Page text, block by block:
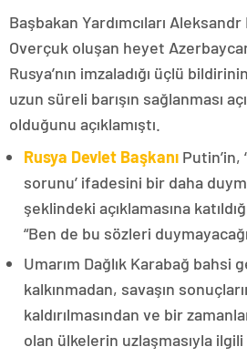
Başbakan Yardımcıları
Overçuk oluşan heyet
Rusya’nın imzaladığı üçlü
uzun süreli barışın sağlanması
olduğunu açıklamıştı.
Rusya Devlet Başkanı Putin’in,
sorunu’ ifadesini bir daha
şeklindeki açıklamasına
“Ben de bu sözleri
Umarım Dağlık Karabağ bahsi
kalkınmadan, savaşın
kaldırılmasından ve bir
olan ülkelerin uzlaşmasıyla